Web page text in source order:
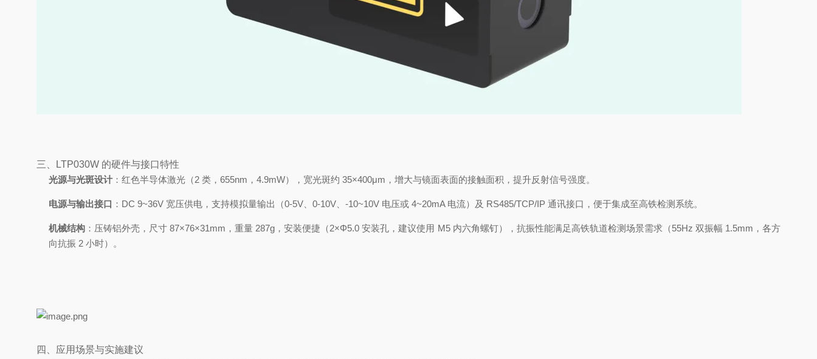
三、LTP030W 的硬件与接口特性
光源与光斑设计 ：红色半导体激光（2 类，655nm，4.9mW），宽光斑约 35×400μm，增大与镜面表面的接触面积，提升反射信号强度。
电源与输出接口 ：DC 9~36V 宽压供电，支持模拟量输出（0-5V、0-10V、-10~10V 电压或 4~20mA 电流）及 RS485/TCP/IP 通讯接口，便于集成至高铁检测系统。
机械结构 ：压铸铝外壳，尺寸 87×76×31mm，重量 287g，安装便捷（2×Φ5.0 安装孔，建议使用 M5 内六角螺钉），抗振性能满足高铁轨道检测场景需求（55Hz 双振幅 1.5mm，各方
向抗振 2 小时）。
四、应用场景与实施建议